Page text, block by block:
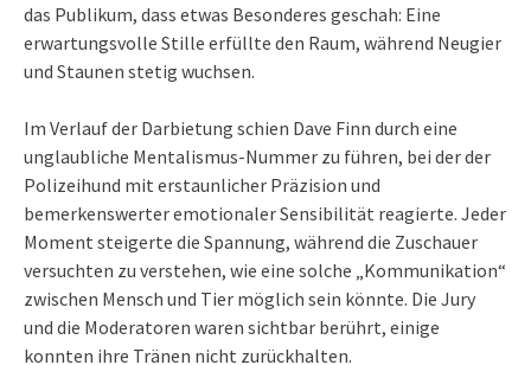
das Publikum, dass etwas Besonderes geschah: Eine
erwartungsvolle Stille erfüllte den Raum, während Neugier
und Staunen stetig wuchsen.
Im Verlauf der Darbietung schien Dave Finn durch eine
unglaubliche Mentalismus-Nummer zu führen, bei der der
Polizeihund mit erstaunlicher Präzision und
bemerkenswerter emotionaler Sensibilität reagierte. Jeder
Moment steigerte die Spannung, während die Zuschauer
versuchten zu verstehen, wie eine solche „Kommunikation“
zwischen Mensch und Tier möglich sein könnte. Die Jury
und die Moderatoren waren sichtbar berührt, einige
konnten ihre Tränen nicht zurückhalten.